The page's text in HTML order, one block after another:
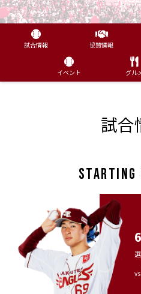
試合情報 協賛情報
イベント グル
試合
STARTING
vs.